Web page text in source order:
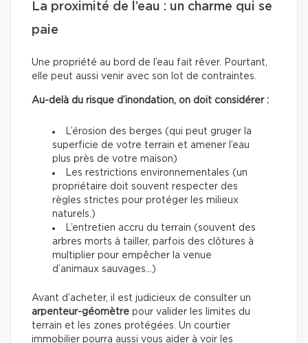
La proximité de l’eau : un charme qui se
paie
Une propriété au bord de l’eau fait rêver. Pourtant,
elle peut aussi venir avec son lot de contraintes.
Au-delà du risque d’inondation, on doit considérer :
L’érosion des berges (qui peut gruger la
superficie de votre terrain et amener l’eau
plus près de votre maison)
Les restrictions environnementales (un
propriétaire doit souvent respecter des
règles strictes pour protéger les milieux
naturels.)
L’entretien accru du terrain (souvent des
arbres morts à tailler, parfois des clôtures à
multiplier pour empêcher la venue
d’animaux sauvages…)
Avant d’acheter, il est judicieux de consulter un
arpenteur-géomètre pour valider les limites du
terrain et les zones protégées. Un courtier
immobilier pourra aussi vous aider à voir les